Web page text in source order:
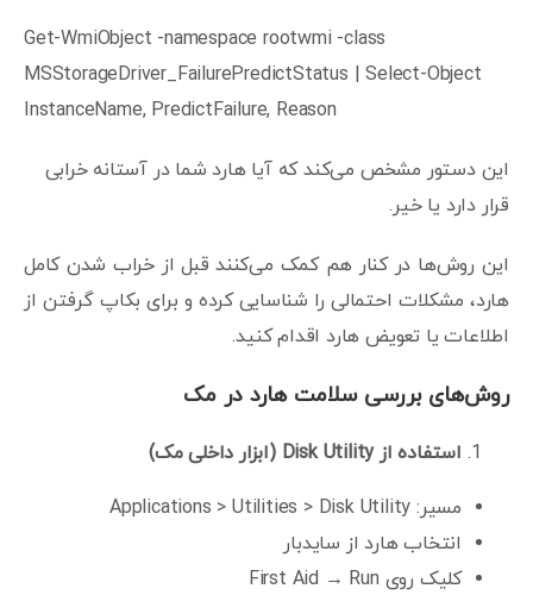
Get-WmiObject -namespace rootwmi -class
MSStorageDriver_FailurePredictStatus | Select-Object
InstanceName, PredictFailure, Reason
این دستور مشخص می‌کند که آیا هارد شما در آستانه خرابی
قرار دارد یا خیر.
این روش‌ها در کنار هم کمک می‌کنند قبل از خراب شدن کامل
هارد، مشکلات احتمالی را شناسایی کرده و برای بکاپ گرفتن از
اطلاعات یا تعویض هارد اقدام کنید.
روش‌های بررسی سلامت هارد در مک
استفاده از Disk Utility ( ابزار داخلی مک)
مسیر: Applications > Utilities > Disk Utility
انتخاب هارد از سایدبار
کلیک روی First Aid → Run